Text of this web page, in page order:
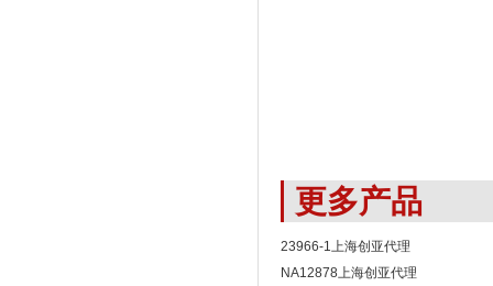
更多产品
23966-1上海创亚代理
NA12878上海创亚代理